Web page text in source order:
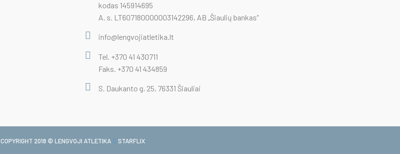
kodas 145914695
A. s. LT607180000003142296, AB „Šiaulių bankas“
info@lengvojiatletika.lt
Tel. +370 41 430711
Faks. +370 41 434859
S. Daukanto g. 25, 76331 Šiauliai
COPYRIGHT 2018 © LENGVOJI ATLETIKA STARFLIX